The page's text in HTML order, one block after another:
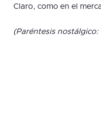
Claro, como en el
(Paréntesis nostálgico: